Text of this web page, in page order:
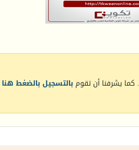
. كما يشرفنا أن تقومبالتسجيل بالضغط هنا